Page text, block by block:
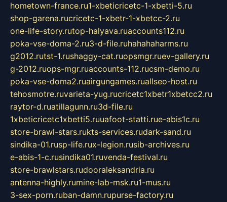
hometown-france.ru1-xbeticricetc-1-xbetti-5.ru
shop-garena.rucricetc-1-xbetr-1-xbetcc-2.ru
one-life-story.rutop-halyava.ruaccounts112.ru
poka-vse-doma-2.ru3-d-file.ruhahahaharms.ru
g2012.rutst-1.rushaggy-cat.ruopsmgr.ruev-gallery.ru
g-2012.ruops-mgr.ruaccounts-112.rucsm-demo.ru
poka-vse-doma2.ruairgungames.ruallseo-host.ru
tehosmotre.ruvarieta-yug.rucricetc1xbetr1xbetcc2.ru
raytor-d.ruatillagunn.ru3d-file.ru
1xbeticricetc1xbetti5.ruuafoot-statti.rue-abis1c.ru
store-brawl-stars.rukts-services.rudark-sand.ru
sindika-01.rusp-life.rux-legion.rusib-archives.ru
e-abis-1-c.rusindika01.ruvenda-festival.ru
store-brawlstars.rudooraleksandria.ru
antenna-highly.rumine-lab-msk.ru1-mus.ru
3-sex-porn.ruban-damn.rupurse-factory.ru